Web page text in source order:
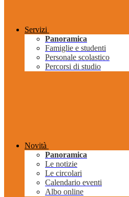
Servizi
Panoramica
Famiglie e studenti
Personale scolastico
Percorsi di studio
Novità
Panoramica
Le notizie
Le circolari
Calendario eventi
Albo online